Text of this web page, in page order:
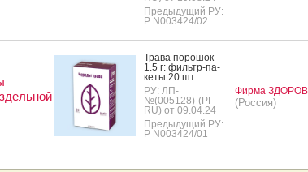
Предыдущий РУ:
Р N003424/02
Тра­ва по­рошок
1.5 г: филь­тр-па­
кеты 20 шт.
РУ: ЛП-
№(005128)-(РГ-
RU) от 09.04.24
Предыдущий РУ:
Р N003424/01
Фирма
(Россия)